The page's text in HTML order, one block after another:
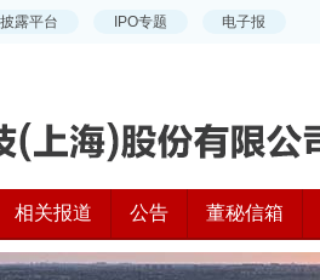
相关报道 公告 董秘信箱